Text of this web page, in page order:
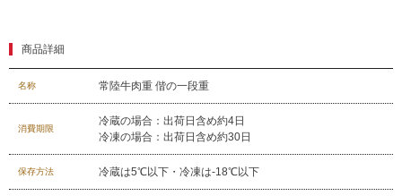
商品詳細
名称 常陸牛肉重 偕の一段重
消費期限
冷蔵の場合：出荷日含め約4日
冷凍の場合：出荷日含め約30日
保存方法 冷蔵は5℃以下・冷凍は-18℃以下